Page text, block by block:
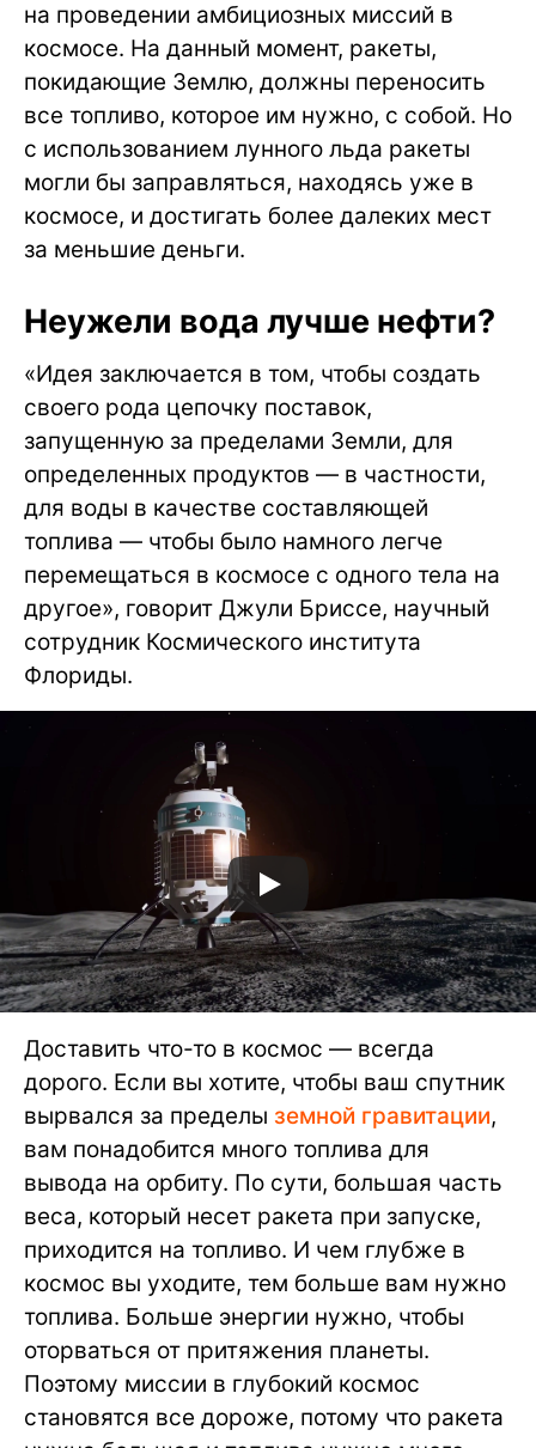
на проведении амбициозных миссий в
космосе. На данный момент, ракеты,
покидающие Землю, должны переносить
все топливо, которое им нужно, с собой. Но
с использованием лунного льда ракеты
могли бы заправляться, находясь уже в
космосе, и достигать более далеких мест
за меньшие деньги.
Неужели вода лучше нефти?
«Идея заключается в том, чтобы создать
своего рода цепочку поставок,
запущенную за пределами Земли, для
определенных продуктов — в частности,
для воды в качестве составляющей
топлива — чтобы было намного легче
перемещаться в космосе с одного тела на
другое», говорит Джули Бриссе, научный
сотрудник Космического института
Флориды.
Доставить что-то в космос — всегда
дорого. Если вы хотите, чтобы ваш спутник
вырвался за пределы земной гравитации,
вам понадобится много топлива для
вывода на орбиту. По сути, большая часть
веса, который несет ракета при запуске,
приходится на топливо. И чем глубже в
космос вы уходите, тем больше вам нужно
топлива. Больше энергии нужно, чтобы
оторваться от притяжения планеты.
Поэтому миссии в глубокий космос
становятся все дороже, потому что ракета